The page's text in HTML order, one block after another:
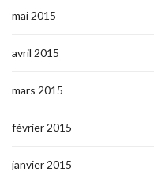
mai 2015
avril 2015
mars 2015
février 2015
janvier 2015